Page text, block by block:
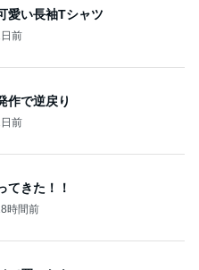
愛い長袖Tシャツ
前
作で逆戻り
前
てきた！！
時間前